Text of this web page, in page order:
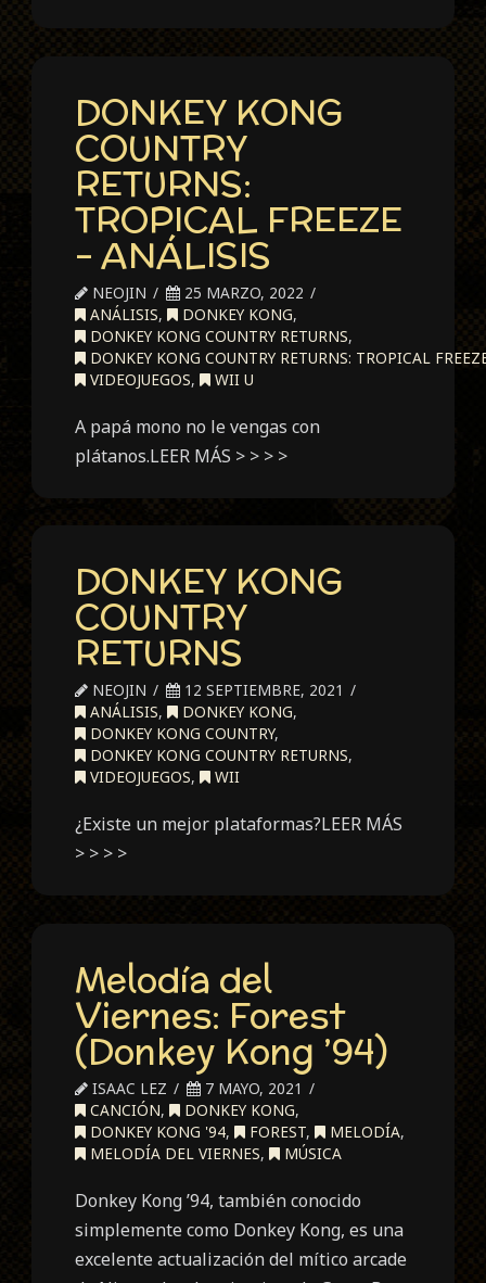
DONKEY KONG
COUNTRY
RETURNS:
TROPICAL FREEZE
– ANÁLISIS
NEOJIN
25 MARZO, 2022
ANÁLISIS, DONKEY KONG,
DONKEY KONG COUNTRY RETURNS,
DONKEY KONG COUNTRY RETURNS: TROPICAL
VIDEOJUEGOS, WII U
A papá mono no le vengas con
plátanos.LEER MÁS > > > >
DONKEY KONG
COUNTRY
RETURNS
NEOJIN
12 SEPTIEMBRE, 2021
ANÁLISIS, DONKEY KONG,
DONKEY KONG COUNTRY,
DONKEY KONG COUNTRY RETURNS,
VIDEOJUEGOS, WII
¿Existe un mejor plataformas?LEER MÁS
> > > >
Melodía del
Viernes: Forest
(Donkey Kong ’94)
ISAAC LEZ
7 MAYO, 2021
CANCIÓN, DONKEY KONG,
DONKEY KONG '94, FOREST, MELODÍA,
MELODÍA DEL VIERNES, MÚSICA
Donkey Kong ’94, también conocido
simplemente como Donkey Kong, es una
excelente actualización del mítico arcade